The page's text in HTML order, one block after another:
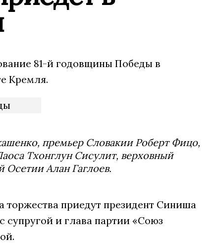
81-й годовщины Победы в
Кремля.
премьер Словакии Роберт Фицо,
Тхонглун Сисулит, верховный
Алан Гаглоев.
торжества приедут президент Синиша
и глава партии «Союз